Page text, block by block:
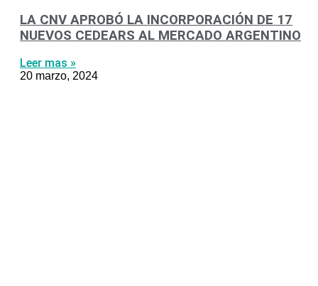
LA CNV APROBÓ LA INCORPORACIÓN DE 17
NUEVOS CEDEARS AL MERCADO ARGENTINO
Leer mas »
20 marzo, 2024